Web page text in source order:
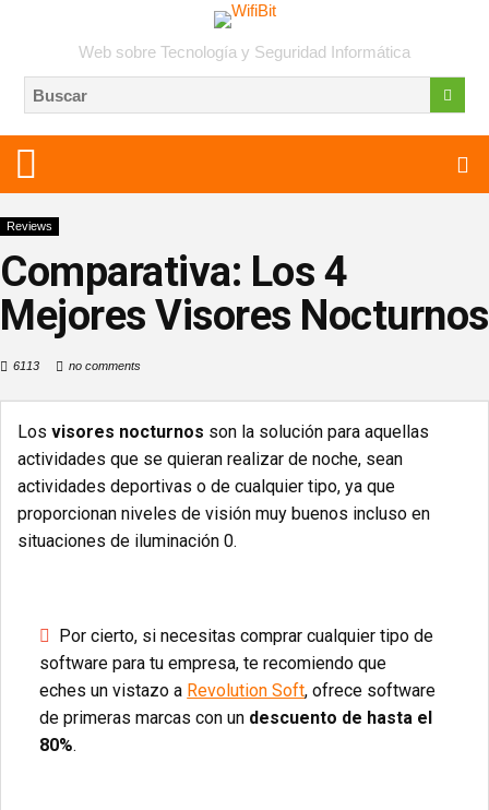
Web sobre Tecnología y Seguridad Informática
Reviews
Comparativa: Los 4
Mejores Visores Nocturnos
6113 no comments
Los visores nocturnos son la solución para aquellas
actividades que se quieran realizar de noche, sean
actividades deportivas o de cualquier tipo, ya que
proporcionan niveles de visión muy buenos incluso en
situaciones de iluminación 0.
Por cierto, si necesitas comprar cualquier tipo de
software para tu empresa, te recomiendo que
eches un vistazo a Revolution Soft, ofrece software
de primeras marcas con un descuento de hasta el
80%.